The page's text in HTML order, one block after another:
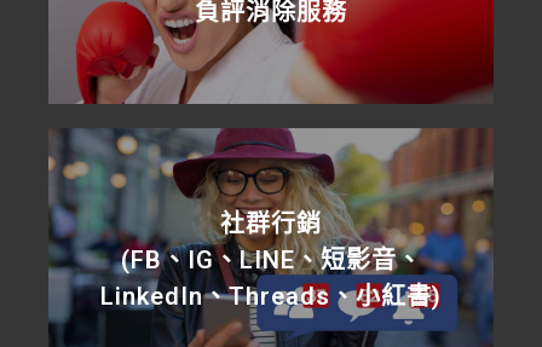
負評消除服務
社群行銷
(FB、IG、LINE、短影音、
LinkedIn、Threads、小紅書)